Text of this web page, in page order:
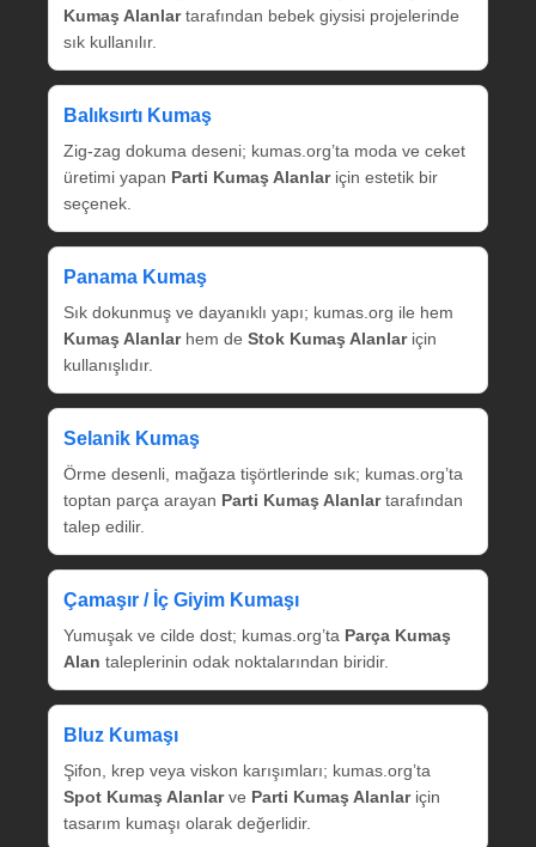
Kumaş Alanlartarafından bebek giysisi projelerinde
sık kullanılır.
Balıksırtı Kumaş
Zig‑zag dokuma deseni; kumas.org’ta moda ve ceket
üretimi yapan Parti Kumaş Alanlariçin estetik bir
seçenek.
Panama Kumaş
Sık dokunmuş ve dayanıklı yapı; kumas.org ile hem
Kumaş Alanlarhem de Stok Kumaş Alanlariçin
kullanışlıdır.
Selanik Kumaş
Örme desenli, mağaza tişörtlerinde sık; kumas.org’ta
toptan parça arayan Parti Kumaş Alanlartarafından
talep edilir.
Çamaşır / İç Giyim Kumaşı
Yumuşak ve cilde dost; kumas.org’ta Parça Kumaş
Alan taleplerinin odak noktalarından biridir.
Bluz Kumaşı
Şifon, krep veya viskon karışımları; kumas.org’ta
Spot Kumaş Alanlarve Parti Kumaş Alanlariçin
tasarım kumaşı olarak değerlidir.